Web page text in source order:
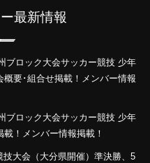
最新情報
ブロック大会サッカー競技 少年
要･組合せ掲載！メンバー情報
ブロック大会サッカー競技 少年
！メンバー情報掲載！
大会（大分県開催）準決勝、5